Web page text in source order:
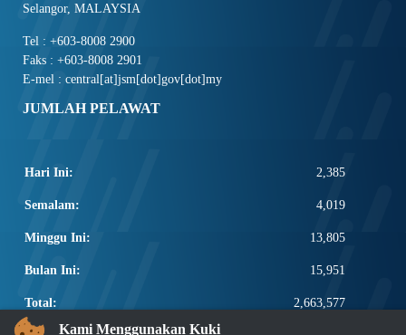
Selangor, MALAYSIA
Tel : +603-8008 2900
Faks : +603-8008 2901
E-mel : central[at]jsm[dot]gov[dot]my
JUMLAH PELAWAT
Hari Ini: 2,385
Semalam: 4,019
Minggu Ini: 13,805
Bulan Ini: 15,951
Total: 2,663,577
PAUTAN POPULAR
Kami Menggunakan Kuki